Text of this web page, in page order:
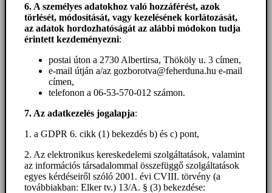
6. A személyes adatokhoz való hozzáférést, azok
törlését, módosítását, vagy kezelésének korlátozását,
az adatok hordozhatóságát az alábbi módokon tudja
érintett kezdeményezni:
postai úton a 2730 Albertirsa, Thököly u. 3 címen,
e-mail útján a/az gozborotva@feherduna.hu e-mail
címen,
telefonon a 06-53-570-012 számon.
7. Az adatkezelés jogalapja:
1. a GDPR 6. cikk (1) bekezdés b) és c) pont,
2. Az elektronikus kereskedelemi szolgáltatások, valamint
az információs társadalommal összefüggő szolgáltatások
egyes kérdéseiről szóló 2001. évi CVIII. törvény (a
továbbiakban: Elker tv.) 13/A. § (3) bekezdése: